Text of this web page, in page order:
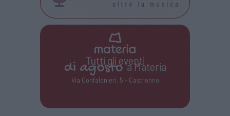
Tutti gli eventi
di agostoa Materia
Via Confalonieri, 5 - Castronno